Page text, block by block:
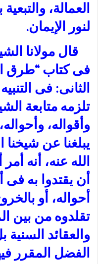
العمالة،
لنور الإيمان.
قال مولانا
فى كتاب “طرق
الثانى: فى
تلزمه متابعة
وأقواله،
يبلغنا عن
الله عنه، أنه
أن يقتدوا به فى
أحواله، أو
تقلدوه من بين
والعقائد السنية
الفضل المقرر